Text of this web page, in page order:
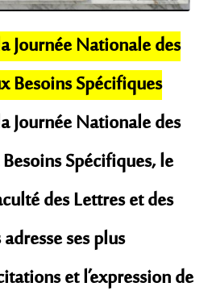
Journée Nationale des
Besoins Spécifiques
Journée Nationale des
Spécifiques, le
des Lettres et des
ses plus
et l’expression de